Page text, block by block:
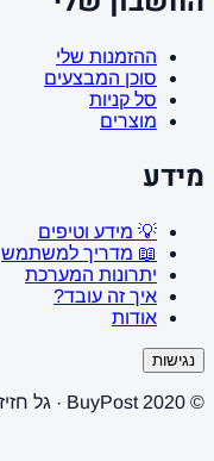
ההזמנות שלי
סוכן המבצעים
סל קניות
מוצרים
מידע
💡 מידע וטיפים
📖 מדריך למשתמש
יתרונות המערכת
איך זה עובד?
אודות
נגישות
© 2020 BuyPost · גל חזיזה בע"מ ח.פ 516149457. כל הזכויות שמורות.